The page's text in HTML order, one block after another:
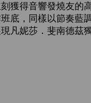
獲得音響發燒友的
底，同樣以節奏藍
凡妮莎．斐南德茲